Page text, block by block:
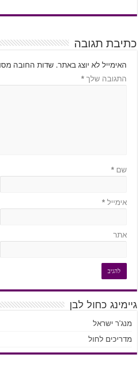
כתיבת תגובה
האימייל לא יוצג באתר. שדות החובה
התגובה שלך *
שם *
אימייל *
אתר
גיימינג כחול לבן
מנג'ר ישראל
מדריכים לחול